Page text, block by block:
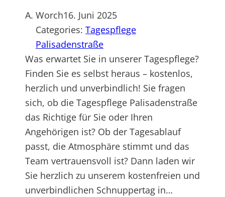
A. Worch16. Juni 2025
Categories: Tagespflege
Palisadenstraße
Was erwartet Sie in unserer Tagespflege?
Finden Sie es selbst heraus – kostenlos,
herzlich und unverbindlich! Sie fragen
sich, ob die Tagespflege Palisadenstraße
das Richtige für Sie oder Ihren
Angehörigen ist? Ob der Tagesablauf
passt, die Atmosphäre stimmt und das
Team vertrauensvoll ist? Dann laden wir
Sie herzlich zu unserem kostenfreien und
unverbindlichen Schnuppertag in…